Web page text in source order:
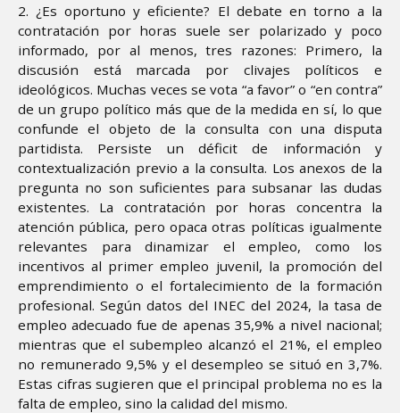
2. ¿Es oportuno y eficiente? El debate en torno a la
contratación por horas suele ser polarizado y poco
informado, por al menos, tres razones: Primero, la
discusión está marcada por clivajes políticos e
ideológicos. Muchas veces se vota “a favor” o “en contra”
de un grupo político más que de la medida en sí, lo que
confunde el objeto de la consulta con una disputa
partidista. Persiste un déficit de información y
contextualización previo a la consulta. Los anexos de la
pregunta no son suficientes para subsanar las dudas
existentes. La contratación por horas concentra la
atención pública, pero opaca otras políticas igualmente
relevantes para dinamizar el empleo, como los
incentivos al primer empleo juvenil, la promoción del
emprendimiento o el fortalecimiento de la formación
profesional. Según datos del INEC del 2024, la tasa de
empleo adecuado fue de apenas 35,9% a nivel nacional;
mientras que el subempleo alcanzó el 21%, el empleo
no remunerado 9,5% y el desempleo se situó en 3,7%.
Estas cifras sugieren que el principal problema no es la
falta de empleo, sino la calidad del mismo.